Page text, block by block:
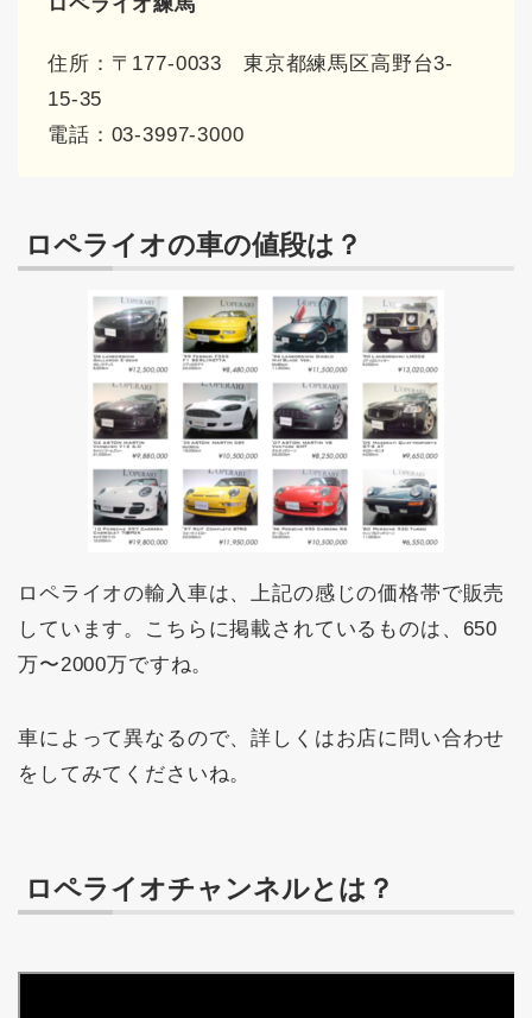
住所：〒177-0033 東京都練馬区高野台3-
15-35
電話：03-3997-3000
ロペライオの車の値段は？
ロペライオの輸入車は、上記の感じの価格帯で販売
しています。こちらに掲載されているものは、650
万〜2000万ですね。
車によって異なるので、詳しくはお店に問い合わせ
をしてみてくださいね。
ロペライオチャンネルとは？